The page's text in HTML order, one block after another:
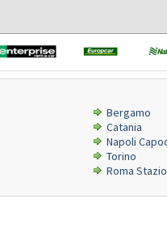
Bergamo
Catania
Napoli
Torino
Roma